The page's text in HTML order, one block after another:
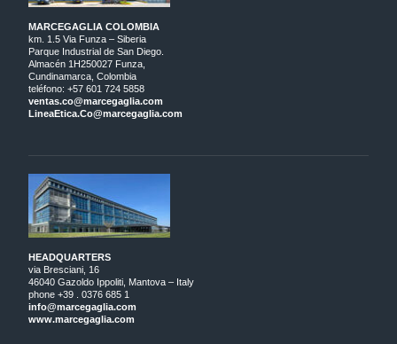
MARCEGAGLIA COLOMBIA
km. 1.5 Via Funza – Siberia
Parque Industrial de San Diego.
Almacén 1H250027 Funza,
Cundinamarca, Colombia
teléfono: +57 601 724 5858
ventas.co@marcegaglia.com
LineaEtica.Co@marcegaglia.com
HEADQUARTERS
via Bresciani, 16
46040 Gazoldo Ippoliti, Mantova – Italy
phone +39 . 0376 685 1
info@marcegaglia.com
www.marcegaglia.com